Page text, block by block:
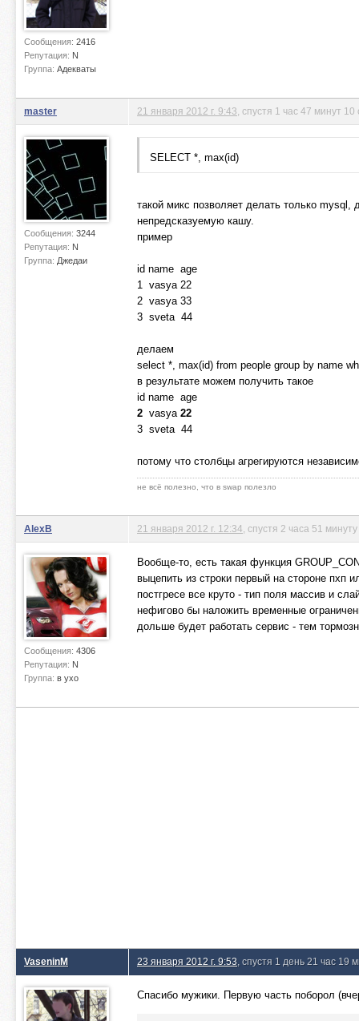
Сообщения: 2416
Репутация: N
Группа: Адекваты
master
Сообщения: 3244
Репутация: N
Группа: Джедаи
21 января 2012 г. 9:43 , спустя 1 час 47 минут 10
SELECT *, max(id)
такой микс позволяет делать только mysql,
непредсказуемую кашу.
пример
id name age
1 vasya 22
2 vasya 33
3 sveta 44
делаем
select *, max(id) from people group by name
в результате можем получить такое
id name age
2 vasya 22
3 sveta 44
потому что столбцы агрегируются
не всё полезно, что в swap полезло
AlexB
Сообщения: 4306
Репутация: N
Группа: в ухо
21 января 2012 г. 12:34 , спустя 2 часа 51 минуту
Вообще-то, есть такая функция
выцепить из строки первый на стороне пхп
постгресе все круто - тип поля массив и
нефигово бы наложить временные
дольше будет работать сервис - тем
VaseninM 23 января 2012 г. 9:53 , спустя 1 день 21 час 19
Спасибо мужики. Первую часть поборол